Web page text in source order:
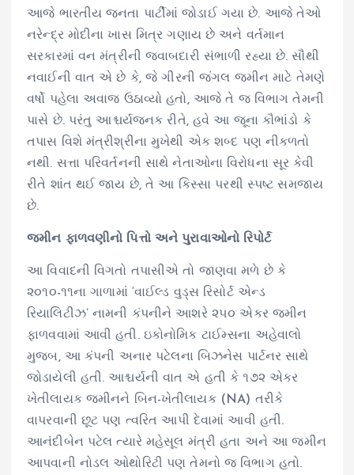
આજે ભારતીય જનતા પાર્ટીમાં જોડાઈ ગયા છે. આજે તેઓ
નરેન્દ્ર મોદીના ખાસ મિત્ર ગણાય છે અને વર્તમાન
સરકારમાં વન મંત્રીની જવાબદારી સંભાળી રહ્યા છે. સૌથી
નવાઈની વાત એ છે કે, જે ગીરની જંગલ જમીન માટે તેમણે
વર્ષો પહેલા અવાજ ઉઠાવ્યો હતો, આજે તે જ વિભાગ તેમની
પાસે છે. પરંતુ આશ્ચર્યજનક રીતે, હવે આ જૂના કૌભાંડો કે
તપાસ વિશે મંત્રીશ્રીના મુખેથી એક શબ્દ પણ નીકળતો
નથી. સત્તા પરિવર્તનની સાથે નેતાઓના વિરોધના સૂર કેવી
રીતે શાંત થઈ જાય છે, તે આ કિસ્સા પરથી સ્પષ્ટ સમજાય
છે.
જમીન ફાળવણીનો પિત્તો અને પુરાવાઓનો રિપોર્ટ
આ વિવાદની વિગતો તપાસીએ તો જાણવા મળે છે કે
૨૦૧૦-૧૧ના ગાળામાં ‘વાઈલ્ડ વુડ્સ રિસોર્ટ એન્ડ
રિયાલિટીઝ’ નામની કંપનીને આશરે ૨૫૦ એકર જમીન
ફાળવવામાં આવી હતી. ઇકોનોમિક ટાઈમ્સના અહેવાલો
મુજબ, આ કંપની અનાર પટેલના બિઝનેસ પાર્ટનર સાથે
જોડાયેલી હતી. આશ્ચર્યની વાત એ હતી કે ૧૭૨ એકર
ખેતીલાયક જમીનને બિન-ખેતીલાયક (NA) તરીકે
વાપરવાની છૂટ પણ ત્વરિત આપી દેવામાં આવી હતી.
આનંદીબેન પટેલ ત્યારે મહેસૂલ મંત્રી હતા અને આ જમીન
આપવાની નોડલ ઓથોરિટી પણ તેમનો જ વિભાગ હતો.